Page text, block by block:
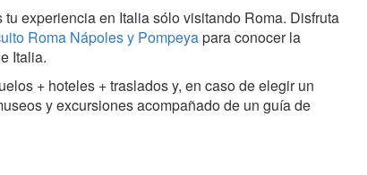
tu experiencia en Italia sólo visitando Roma. Disfruta
Roma Nápoles y Pompeyapara conocer la
Italia.
+ hoteles + traslados y, en caso de elegir un
y excursiones acompañado de un guía de